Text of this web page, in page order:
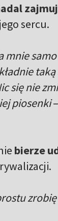
sercu.
mnie
się nie
piosenki
bierze